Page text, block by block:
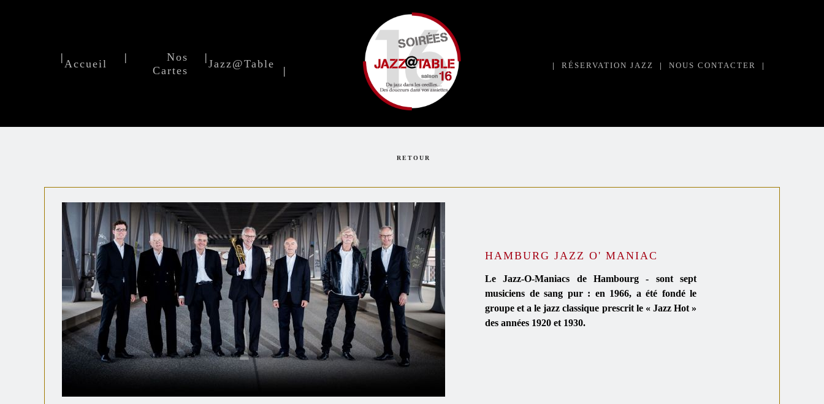
|
Accueil
|
Nos
Cartes
|
Jazz@Table
| | RÉSERVATION JAZZ | NOUS CONTACTER |
RETOUR
HAMBURG JAZZ O' MANIAC
Le Jazz-O-Maniacs de Hambourg - sont sept
musiciens de sang pur : en 1966, a été fondé le
groupe et a le jazz classique prescrit le « Jazz Hot »
des années 1920 et 1930.